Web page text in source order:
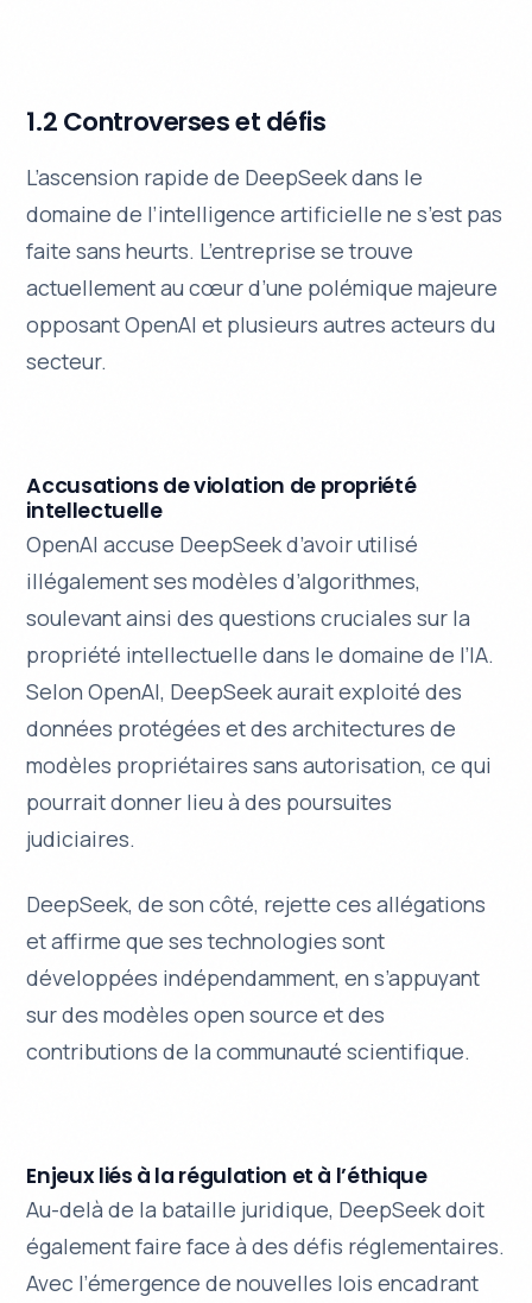
1.2 Controverses et défis
L’ascension rapide de DeepSeek dans le
domaine de l’intelligence artificielle ne s’est pas
faite sans heurts. L’entreprise se trouve
actuellement au cœur d’une polémique majeure
opposant OpenAI et plusieurs autres acteurs du
secteur.
Accusations de violation de propriété
intellectuelle
OpenAI accuse DeepSeek d’avoir utilisé
illégalement ses modèles d’algorithmes,
soulevant ainsi des questions cruciales sur la
propriété intellectuelle dans le domaine de l’IA.
Selon OpenAI, DeepSeek aurait exploité des
données protégées et des architectures de
modèles propriétaires sans autorisation, ce qui
pourrait donner lieu à des poursuites
judiciaires.
DeepSeek, de son côté, rejette ces allégations
et affirme que ses technologies sont
développées indépendamment, en s’appuyant
sur des modèles open source et des
contributions de la communauté scientifique.
Enjeux liés à la régulation et à l’éthique
Au-delà de la bataille juridique, DeepSeek doit
également faire face à des défis réglementaires.
Avec l’émergence de nouvelles lois encadrant